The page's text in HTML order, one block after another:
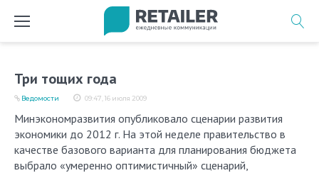
Три тощих года
09:47, 16 июля 2009
Ведомости
Минэкономразвития опубликовало сценарии развития
экономики до 2012 г. На этой неделе правительство в
качестве базового варианта для планирования бюджета
выбрало «умеренно оптимистичный» сценарий,